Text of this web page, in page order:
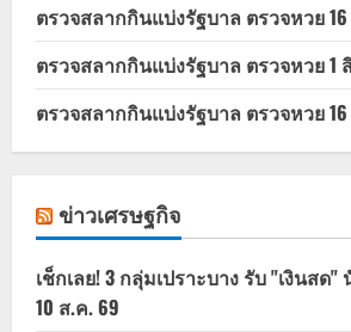
ตรวจสลากกินแบ่งรัฐบาล ตรวจหวย
ตรวจสลากกินแบ่งรัฐบาล ตรวจหวย 1
ตรวจสลากกินแบ่งรัฐบาล ตรวจหวย
ข่าวเศรษฐกิจ
เช็กเลย! 3 กลุ่มเปราะบาง รับ "เงินสด
10 ส.ค. 69